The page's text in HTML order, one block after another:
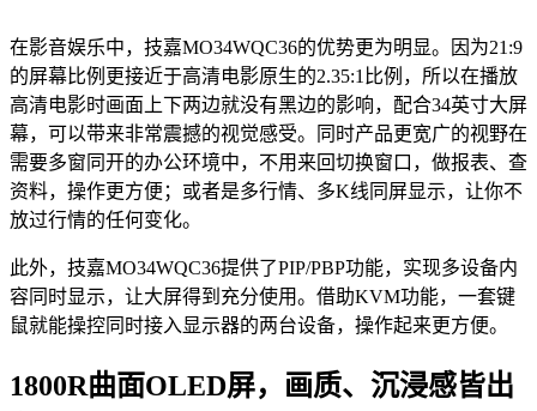
在影音娱乐中，技嘉MO34WQC36的优势更为明显。因为21:9
的屏幕比例更接近于高清电影原生的2.35:1比例，所以在播放
高清电影时画面上下两边就没有黑边的影响，配合34英寸大屏
幕，可以带来非常震撼的视觉感受。同时产品更宽广的视野在
需要多窗同开的办公环境中，不用来回切换窗口，做报表、查
资料，操作更方便；或者是多行情、多K线同屏显示，让你不
放过行情的任何变化。
此外，技嘉MO34WQC36提供了PIP/PBP功能，实现多设备内
容同时显示，让大屏得到充分使用。借助KVM功能，一套键
鼠就能操控同时接入显示器的两台设备，操作起来更方便。
1800R曲面OLED屏，画质、沉浸感皆出